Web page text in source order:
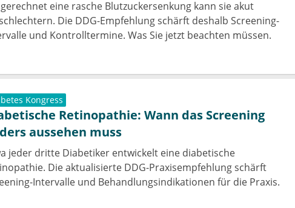
eine rasche Blutzuckersenkung kann sie akut
Die DDG-Empfehlung schärft deshalb Screening-
und Kontrolltermine. Was Sie jetzt beachten müssen.
Kongress
Retinopathie: Wann das Screening
aussehen muss
jeder dritte Diabetiker entwickelt eine diabetische
Die aktualisierte DDG-Praxisempfehlung schärft
Intervalle und Behandlungsindikationen für die Praxis.